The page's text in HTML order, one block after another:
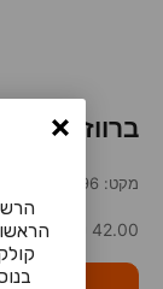
ברווז גיימרית
מקט: 315400496
מחיר מבצע
42.00 ₪